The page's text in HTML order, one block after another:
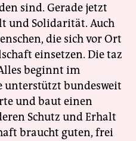
sind. Gerade jetzt
und Solidarität. Auch
die sich vor Ort
einsetzen. Die taz
beginnt im
unterstützt bundesweit
und baut einen
Schutz und Erhalt
braucht guten, frei